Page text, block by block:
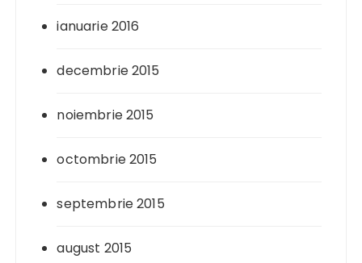
ianuarie 2016
decembrie 2015
noiembrie 2015
octombrie 2015
septembrie 2015
august 2015